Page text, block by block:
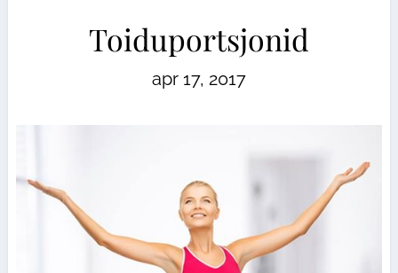
Toiduportsjonid
apr 17, 2017